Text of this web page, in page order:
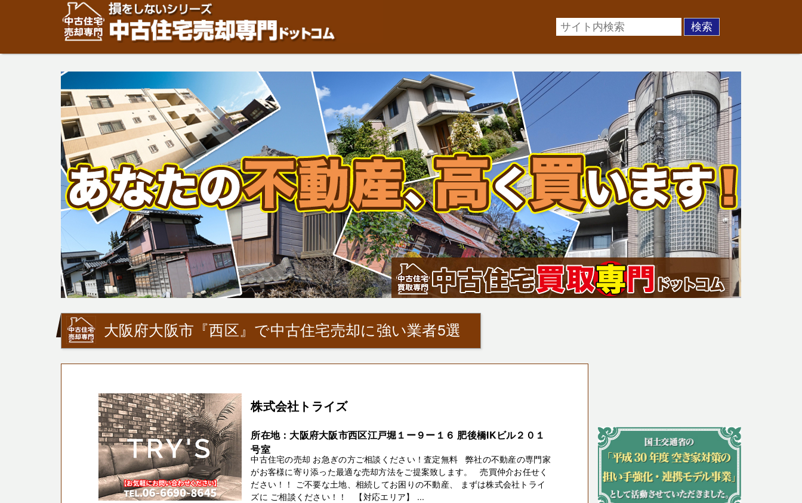
住宅・建物の「売却」は「個人」の方々が、「買取」は不動産や開発等の「業者」が物件を買います。一般的に「売却」は時間はかかるが相場に準じた売却金額、「買取」は短期ではあるが相場より
安めの売却金額と言われています。住宅・建物の売却をご検討中の方はお気軽にご相談ください。中古住宅、相続不動産など、不動産売却のお悩みを全国の専門家が解決致します！
大阪府大阪市『西区』で中古住宅売却に強い業者5選
​株式会社トライズ
所在地：大阪府大阪市西区江戸堀１ー９ー１６ ​肥後橋IKビル２０１
号室
中古住宅の売却 お急ぎの方ご相談ください！査定無料 弊社の不動産の専門家
がお客様に寄り添った最適な売却方法をご提案致します。 売買仲介お任せく
ださい！！ ご不要な土地、相続してお困りの不動産、 まずは株式会社トライ
ズに ご相談ください！！ 【対応エリア】 ...